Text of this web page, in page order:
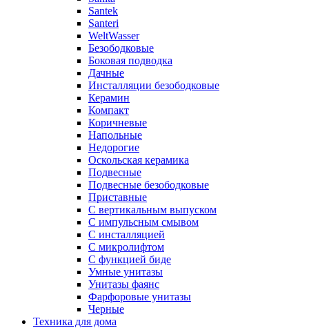
Santek
Santeri
WeltWasser
Безободковые
Боковая подводка
Дачные
Инсталляции безободковые
Керамин
Компакт
Коричневые
Напольные
Недорогие
Оскольская керамика
Подвесные
Подвесные безободковые
Приставные
С вертикальным выпуском
С импульсным смывом
С инсталляцией
С микролифтом
С функцией биде
Умные унитазы
Унитазы фаянс
Фарфоровые унитазы
Черные
Техника для дома